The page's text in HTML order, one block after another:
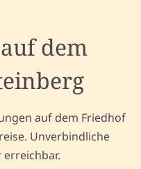
dem
auf dem Friedhof
Unverbindliche